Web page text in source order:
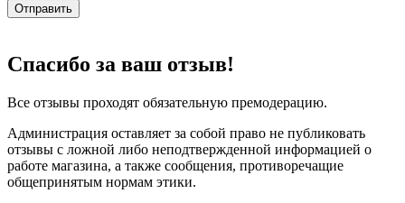
Отправить
Спасибо за ваш отзыв!
Все отзывы проходят обязательную премодерацию.
Администрация оставляет за собой право не публиковать
отзывы с ложной либо неподтвержденной информацией о
работе магазина, а также сообщения, противоречащие
общепринятым нормам этики.